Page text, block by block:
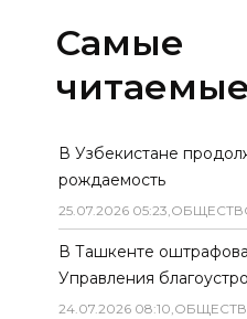
Самые
читаемые
В Узбекистане
рождаемость
25.07.2026 05:23,
В Ташкенте
Управления
24.07.2026 08:10,